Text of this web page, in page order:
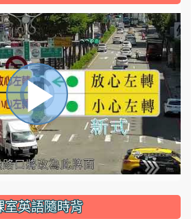
視
頻
播
放
正
播
放
室英語隨時背